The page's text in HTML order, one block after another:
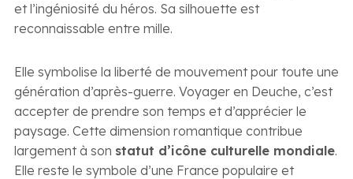
et l’ingéniosité du héros. Sa silhouette est
reconnaissable entre mille.
Elle symbolise la liberté de mouvement pour toute une
génération d’après-guerre. Voyager en Deuche, c’est
accepter de prendre son temps et d’apprécier le
paysage. Cette dimension romantique contribue
largement à son statut d’icône culturelle mondiale.
Elle reste le symbole d’une France populaire et